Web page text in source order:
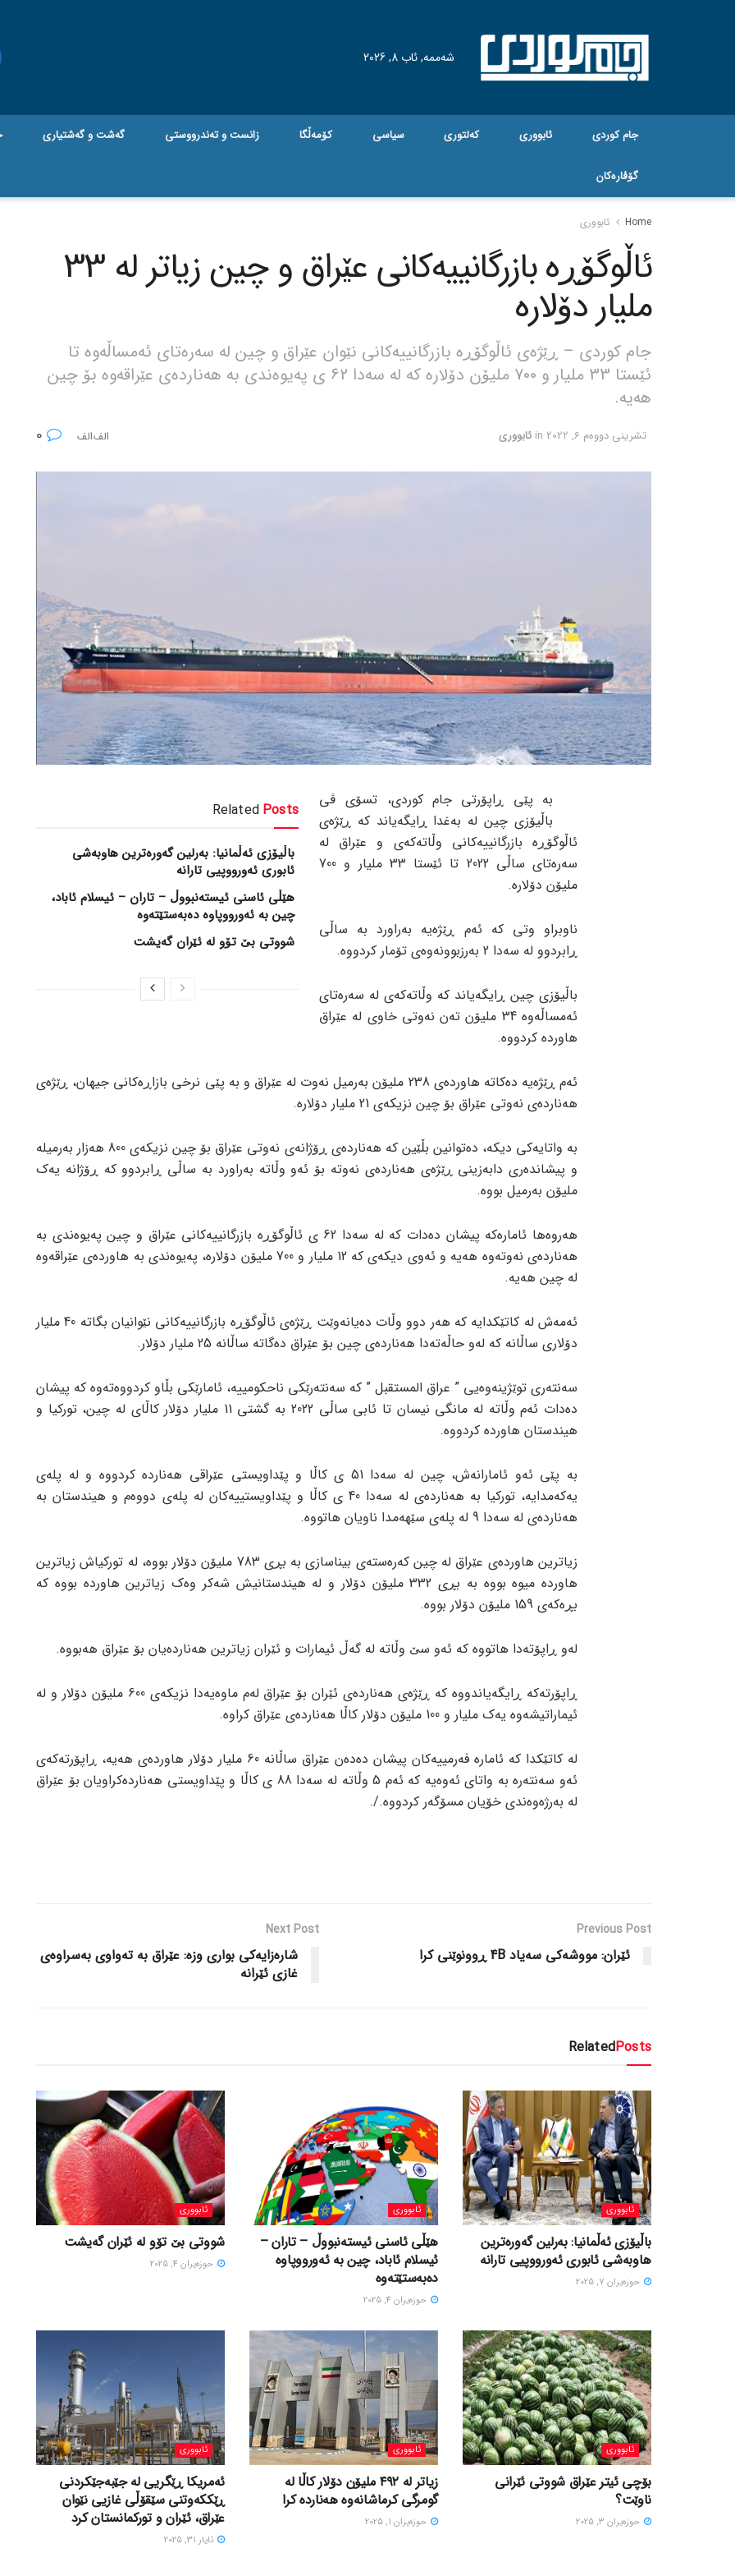
شەممە, ئاب 8, 2026
جام کوردی ئابووری کەلتوری سیاسی کۆمەڵگا زانست و تەندرووستی گه‌شت و گه‌شتیاری
گۆڤاره‌کان
Home ئابووری
ئاڵوگۆڕە بازرگانییەکانی عێراق و چین زیاتر لە 33
ملیار دۆلارە
جام کوردی – ڕێژەی ئاڵوگۆڕە بازرگانییەکانی نێوان عێراق و چین لە سەرەتای ئەمساڵەوە تا
ئێستا 33 ملیار و 700 ملیۆن دۆلارە کە لە سەدا 62 ی پەیوەندی بە هەناردەی عێراقەوە بۆ چین
هەیە.
تشرینی دووه‌م 6, 2022 in ئابووری
Related Posts
باڵیۆزی ئەڵمانیا: بەرلین گەورەترین هاوبەشی
ئابوری ئەورووپیی تارانە
هێڵی ئاسنی ئیستەنبووڵ – تاران – ئیسلام ئاباد،
چین بە ئەورووپاوە دەبەستێتەوە
شووتی بێ تۆو لە ئێران گەیشت
بە پێی ڕاپۆرتی جام کوردی، تسۆی ڤی
باڵیۆزی چین لە بەغدا ڕایگەیاند کە ڕێژەی
ئاڵوگۆڕە بازرگانییەکانی وڵاتەکەی و عێراق لە
سەرەتای ساڵی 2022 تا ئێستا 33 ملیار و 700
ملیۆن دۆلارە.
ناوبراو وتی کە ئەم ڕێژەیە بەراورد بە ساڵی
ڕابردوو لە سەدا 2 بەرزبوونەوەی تۆمار کردووە.
باڵیۆزی چین ڕایگەیاند کە وڵاتەکەی لە سەرەتای
ئەمساڵەوە 34 ملیۆن تەن نەوتی خاوی لە عێراق
هاوردە کردووە.
ئەم ڕێژەیە دەکاتە هاوردەی 238 ملیۆن بەرمیل نەوت لە عێراق و بە پێی نرخی بازاڕەکانی جیهان، ڕێژەی
هەناردەی نەوتی عێراق بۆ چین نزیکەی 21 ملیار دۆلارە.
بە واتایەکی دیکە، دەتوانین بڵێین کە هەناردەی ڕۆژانەی نەوتی عێراق بۆ چین نزیکەی 800 هەزار بەرمیلە
و پیشاندەری دابەزینی ڕێژەی هەناردەی نەوتە بۆ ئەو وڵاتە بەراورد بە ساڵی ڕابردوو کە ڕۆژانە یەک
ملیۆن بەرمیل بووە.
هەروەها ئامارەکە پیشان دەدات کە لە سەدا 62 ی ئاڵوگۆڕە بازرگانییەکانی عێراق و چین پەیوەندی بە
هەناردەی نەوتەوە هەیە و ئەوی دیکەی کە 12 ملیار و 700 ملیۆن دۆلارە، پەیوەندی بە هاوردەی عێراقەوە
لە چین هەیە.
ئەمەش لە کاتێکدایە کە هەر دوو وڵات دەیانەوێت ڕێژەی ئاڵوگۆڕە بازرگانییەکانی نێوانیان بگاتە 40 ملیار
دۆلاری ساڵانە کە لەو حاڵەتەدا هەناردەی چین بۆ عێراق دەگاتە ساڵانە 25 ملیار دۆلار.
سەنتەری توێژینەوەیی ” عراق المستقبل ” کە سەنتەرێکی ناحکومییە، ئامارێکی بڵاو کردووەتەوە کە پیشان
دەدات ئەم وڵاتە لە مانگی نیسان تا ئابی ساڵی 2022 بە گشتی 11 ملیار دۆلار کاڵای لە چین، تورکیا و
هیندستان هاوردە کردووە.
بە پێی ئەو ئامارانەش، چین لە سەدا 51 ی کاڵا و پێداویستی عێراقی هەناردە کردووە و لە پلەی
یەکەمدایە، تورکیا بە هەناردەی لە سەدا 40 ی کاڵا و پێداویستییەکان لە پلەی دووەم و هیندستان بە
هەناردەی لە سەدا 9 لە پلەی سێهەمدا ناویان هاتووە.
زیاترین هاوردەی عێراق لە چین کەرەستەی بیناسازی بە بڕی 783 ملیۆن دۆلار بووە، لە تورکیاش زیاترین
هاوردە میوە بووە بە بڕی 332 ملیۆن دۆلار و لە هیندستانیش شەکر وەک زیاترین هاوردە بووە کە
بڕەکەی 159 ملیۆن دۆلار بووە.
لەو ڕاپۆتەدا هاتووە کە ئەو سێ وڵاتە لە گەڵ ئیمارات و ئێران زیاترین هەناردەیان بۆ عێراق هەبووە.
ڕاپۆرتەکە ڕایگەیاندووە کە ڕێژەی هەناردەی ئێران بۆ عێراق لەم ماوەیەدا نزیکەی 600 ملیۆن دۆلار و لە
ئیماراتیشەوە یەک ملیار و 100 ملیۆن دۆلار کاڵا هەناردەی عێراق کراوە.
لە کاتێکدا کە ئامارە فەرمییەکان پیشان دەدەن عێراق ساڵانە 60 ملیار دۆلار هاوردەی هەیە، ڕاپۆرتەکەی
ئەو سەنتەرە بە واتای ئەوەیە کە ئەم 5 وڵاتە لە سەدا 88 ی کاڵا و پێداویستی هەناردەکراویان بۆ عێراق
لە بەرژەوەندی خۆیان مسۆگەر کردووە./.
Previous Post
ئێران: مووشەکی سەیاد 4B ڕوونوێنی کرا
Next Post
شارەزایەکی بواری وزە: عێراق بە تەواوی بەسراوەی
غازی ئێرانە
RelatedPosts
ئابووری
باڵیۆزی ئەڵمانیا: بەرلین گەورەترین
هاوبەشی ئابوری ئەورووپیی تارانە
حوزه‌یران 7, 2025
ئابووری
هێڵی ئاسنی ئیستەنبووڵ – تاران –
ئیسلام ئاباد، چین بە ئەورووپاوە
دەبەستێتەوە
حوزه‌یران 4, 2025
ئابووری
شووتی بێ تۆو لە ئێران گەیشت
حوزه‌یران 4, 2025
ئابووری
بۆچی ئیتر عێراق شووتی ئێرانی
ناوێت؟
حوزه‌یران 3, 2025
ئابووری
زیاتر لە ٤٩٢ ملیۆن دۆلار کاڵا لە
گومرگی کرماشانەوە هەناردە کرا
حوزه‌یران 1, 2025
ئابووری
ئەمریکا ڕێگریی لە جێبەجێکردنی
ڕێککەوتنی سێقۆڵی غازیی نێوان
عێراق، ئێران و تورکمانستان کرد
ئایار 31, 2025